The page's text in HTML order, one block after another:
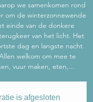
we samenkomen rond
om de winterzonnewende
einde van de donkere
van het licht. Het
dag en langste nacht
welkom om mee te
vuur maken, eten,...
is afgesloten